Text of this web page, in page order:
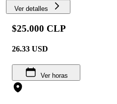
Ver detalles
$25.000 CLP
26.33 USD
Ver horas